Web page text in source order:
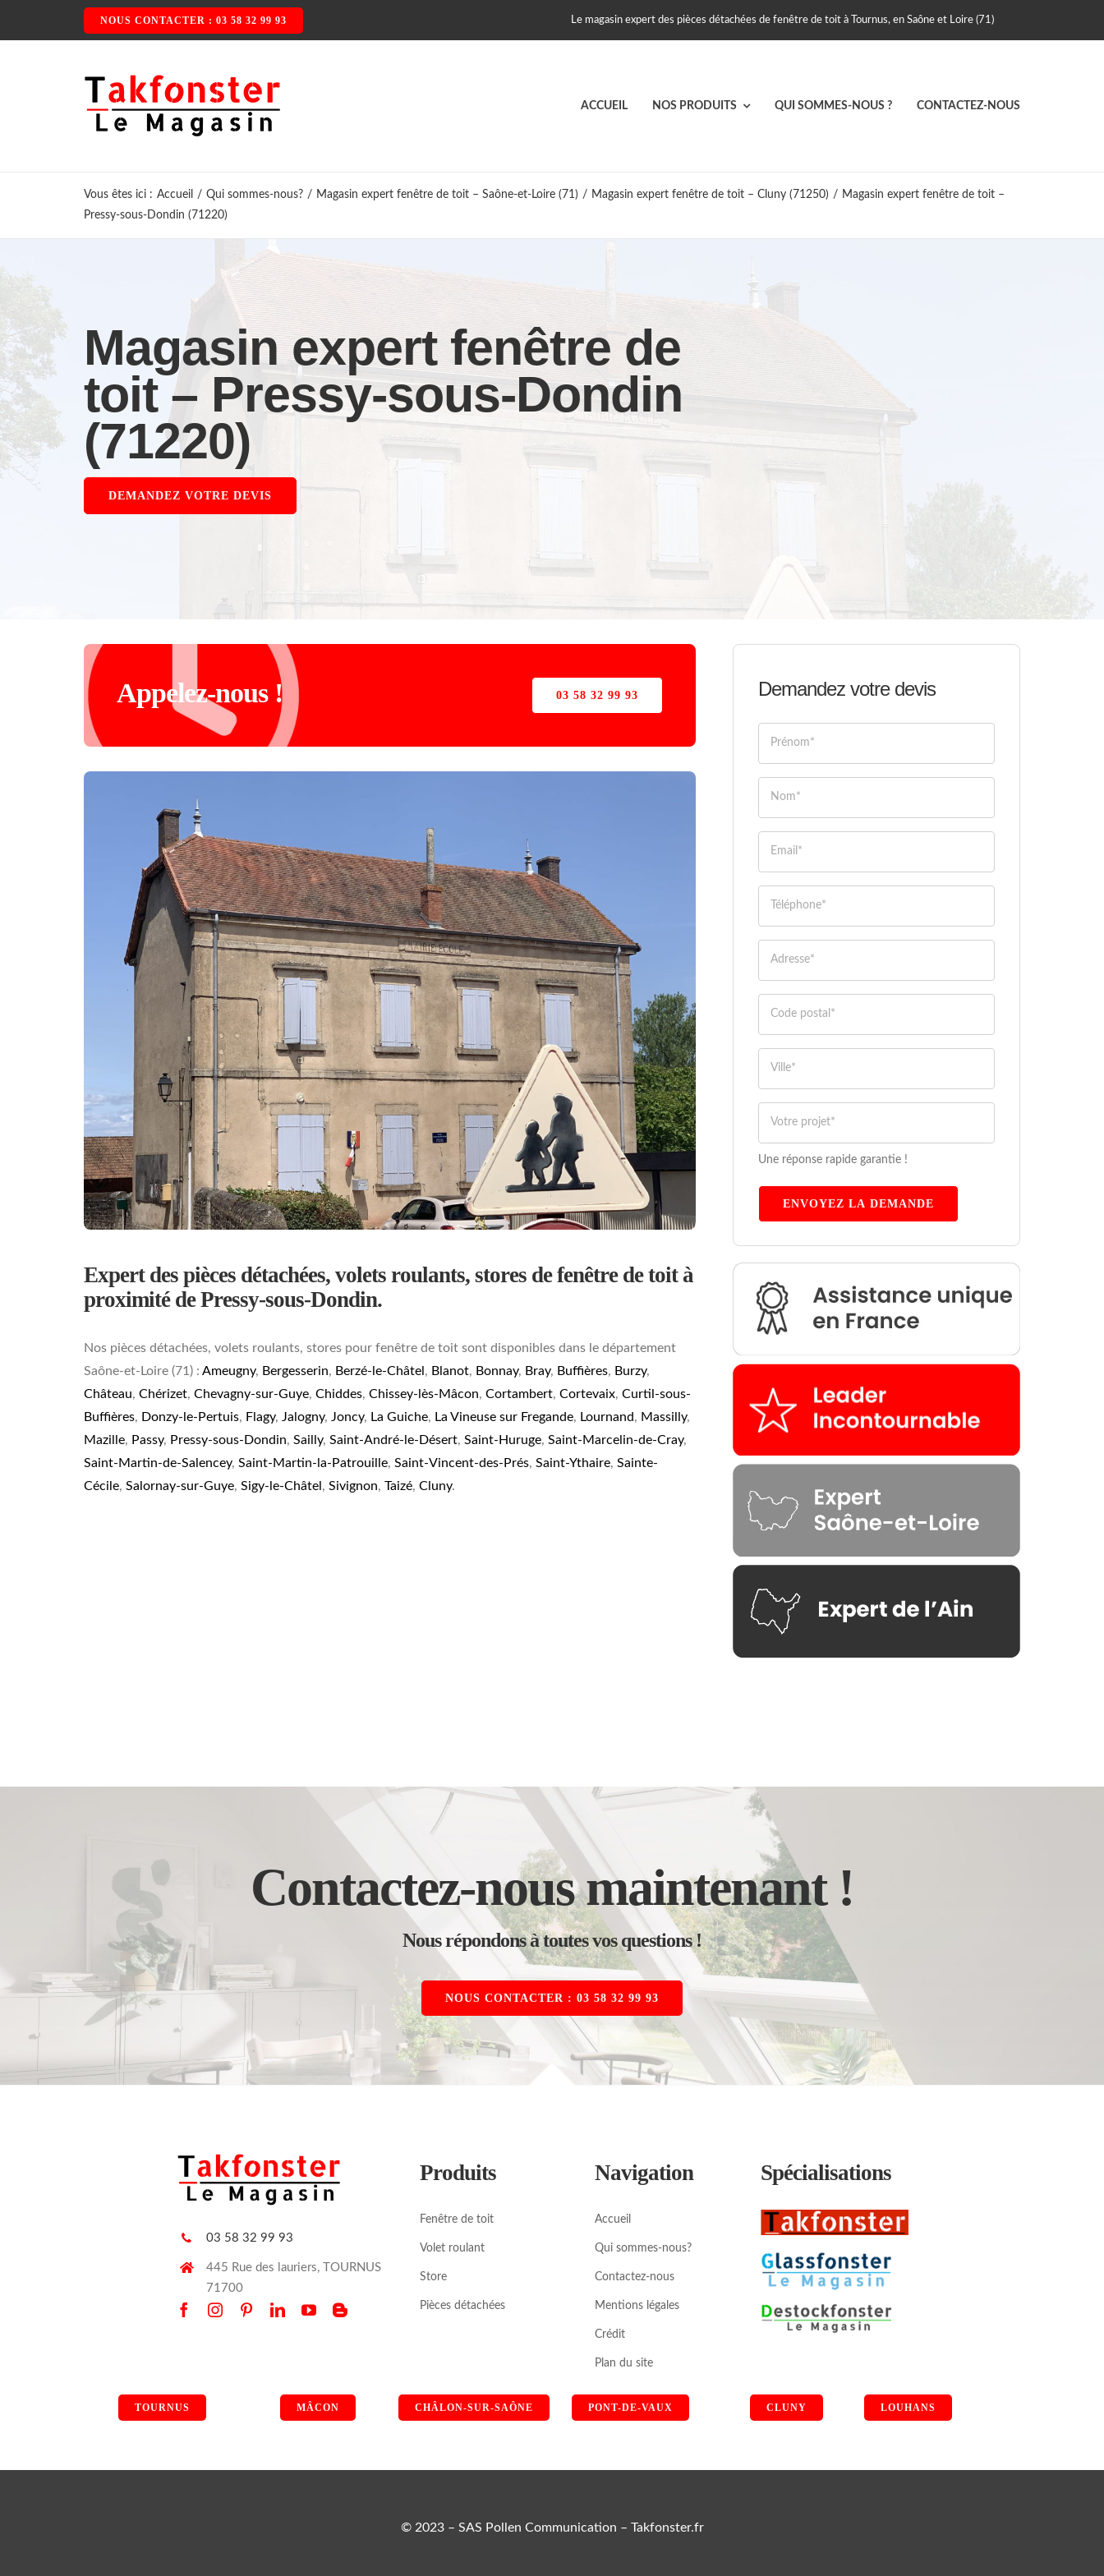
NOUS CONTACTER : 03 58 32 99 93 Le magasin expert des pièces détachées de fenêtre de toit à Tournus, en Saône et Loire (71)
ACCUEIL NOS PRODUITS QUI SOMMES-NOUS ? CONTACTEZ-NOUS
Vous êtes ici : Accueil / Qui sommes-nous? / Magasin expert fenêtre de toit – Saône-et-Loire (71) / Magasin expert fenêtre de toit – Cluny (71250) / Magasin expert fenêtre de toit –
Pressy-sous-Dondin (71220)
Magasin expert fenêtre de
toit – Pressy-sous-Dondin
(71220)
DEMANDEZ VOTRE DEVIS
Appelez-nous ! 03 58 32 99 93
Expert des pièces détachées, volets roulants, stores de fenêtre de toit à
proximité de Pressy-sous-Dondin.
Nos pièces détachées, volets roulants, stores pour fenêtre de toit sont disponibles dans le département
Saône-et-Loire (71) : Ameugny, Bergesserin, Berzé-le-Châtel , Blanot, Bonnay, Bray, Buffières, Burzy,
Château, Chérizet, Chevagny-sur-Guye, Chiddes, Chissey-lès-Mâcon, Cortambert, Cortevaix, Curtil-sous-
Buffières, Donzy-le-Pertuis, Flagy, Jalogny, Joncy, La Guiche, La Vineuse sur Fregande, Lournand, Massilly,
Mazille, Passy, Pressy-sous-Dondin, Sailly, Saint-André-le-Désert, Saint-Huruge, Saint-Marcelin-de-Cray,
Saint-Martin-de-Salencey, Saint-Martin-la-Patrouille, Saint-Vincent-des-Prés, Saint-Ythaire, Sainte-
Cécile, Salornay-sur-Guye, Sigy-le-Châtel , Sivignon, Taizé, Cluny.
Demandez votre devis
Une réponse rapide garantie !
ENVOYEZ LA DEMANDE
Contactez-nous maintenant !
Nous répondons à toutes vos questions !
NOUS CONTACTER : 03 58 32 99 93
03 58 32 99 93
445 Rue des lauriers, TOURNUS
71700
Produits
Fenêtre de toit
Volet roulant
Store
Pièces détachées
Navigation
Accueil
Qui sommes-nous?
Contactez-nous
Mentions légales
Crédit
Plan du site
Spécialisations
TOURNUS MÂCON CHÂLON-SUR-SAÔNE PONT-DE-VAUX CLUNY LOUHANS
© 2023 – SAS Pollen Communication – Takfonster.fr